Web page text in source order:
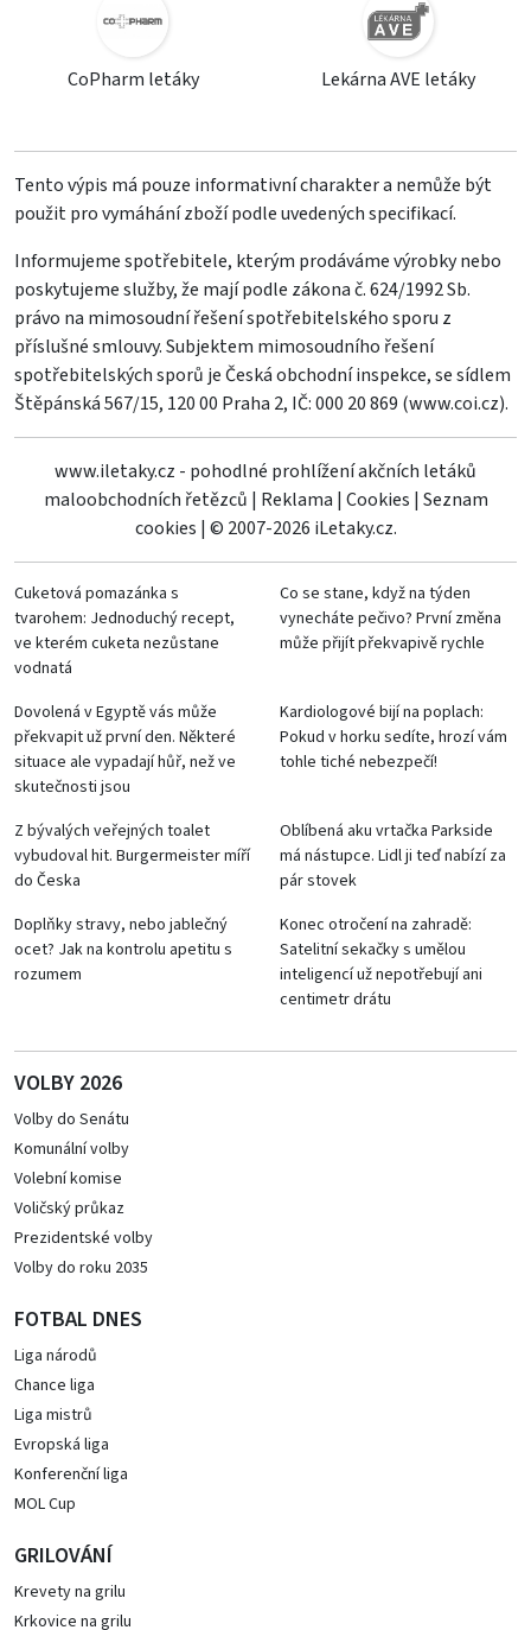
CoPharm letáky Lekárna AVE letáky
Tento výpis má pouze informativní charakter a nemůže být
použit pro vymáhání zboží podle uvedených specifikací.
Informujeme spotřebitele, kterým prodáváme výrobky nebo
poskytujeme služby, že mají podle zákona č. 624/1992 Sb.
právo na mimosoudní řešení spotřebitelského sporu z
příslušné smlouvy. Subjektem mimosoudního řešení
spotřebitelských sporů je Česká obchodní inspekce, se sídlem
Štěpánská 567/15, 120 00 Praha 2, IČ: 000 20 869 (www.coi.cz).
www.iletaky.cz - pohodlné prohlížení akčních letáků
maloobchodních řetězců | Reklama | Cookies | Seznam
cookies | © 2007-2026 iLetaky.cz.
Cuketová pomazánka s
tvarohem: Jednoduchý recept,
ve kterém cuketa nezůstane
vodnatá
Co se stane, když na týden
vynecháte pečivo? První změna
může přijít překvapivě rychle
Dovolená v Egyptě vás může
překvapit už první den. Některé
situace ale vypadají hůř, než ve
skutečnosti jsou
Kardiologové bijí na poplach:
Pokud v horku sedíte, hrozí vám
tohle tiché nebezpečí!
Z bývalých veřejných toalet
vybudoval hit. Burgermeister míří
do Česka
Oblíbená aku vrtačka Parkside
má nástupce. Lidl ji teď nabízí za
pár stovek
Doplňky stravy, nebo jablečný
ocet? Jak na kontrolu apetitu s
rozumem
Konec otročení na zahradě:
Satelitní sekačky s umělou
inteligencí už nepotřebují ani
centimetr drátu
VOLBY 2026
Volby do Senátu
Komunální volby
Volební komise
Voličský průkaz
Prezidentské volby
Volby do roku 2035
FOTBAL DNES
Liga národů
Chance liga
Liga mistrů
Evropská liga
Konferenční liga
MOL Cup
GRILOVÁNÍ
Krevety na grilu
Krkovice na grilu